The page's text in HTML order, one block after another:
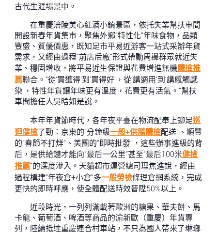
古代生涯場景中。
在重慶涪陵美心紅酒小鎮景區，依托失業幫扶車間
開設新春年貨集市，聚焦外鄉“特性化”年味食物，品類
豐盛、質優價惠，既知足市平易近游客一站式采辦年貨
需求，又經由過程“前店后廠”形式帶動周邊群眾就近失
業、穩固增收，將平易近生保證與花費增進無機體檢推
薦聯合。“從‘買獲得’到‘買得好’，從‘講適用’到‘講感觸感
染’，特性年貨讓年味更有溫度，花費更有活氣。”幫扶
車間擔任人吳晗如是說。
本年年貨節時代，各年夜平臺在物流配奉上鉚足巡
迴健檢了勁：京東的“分鐘級一般+供膳體檢配送”、順豐
的“春節不打烊”、美團的“即時批發”，這些辦事進級的背
后，是供給鏈才能向“最后一公里”甚至“最后100米健檢
推薦”的深度滲入。天貓超市運營總司理焦進說，經由
過程構建“年夜倉+小倉”多一般勞檢條理倉網系統，完成
更快的即時呼應，使全體配送時效晉陞50%以上。
近段時光，一列列滿載著歐洲的糖果、華夫餅、馬
卡龍、葡萄酒、啤酒等商品的渝新歐（重慶）年貨專
列，陸續抵達重慶連合村車站，不只為國人帶來了琳瑯